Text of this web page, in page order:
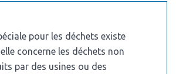
pour les déchets existe
concerne les déchets non
par des usines ou des